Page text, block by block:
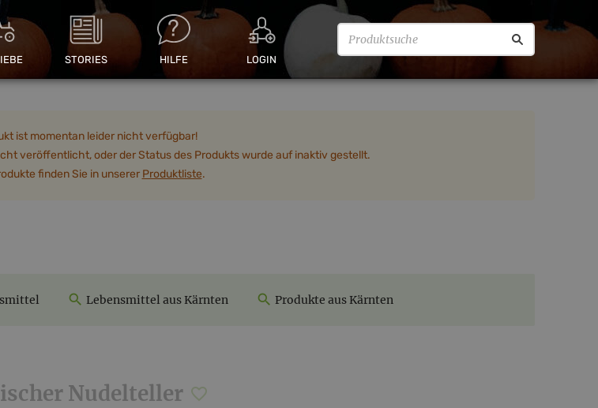
STORIES HILFE LOGIN
ist momentan leider nicht verfügbar!
veröffentlicht, oder der Status des Produkts wurde auf inaktiv gestellt.
finden Sie in unserer Produktliste.
Lebensmittel aus Kärnten Produkte aus Kärnten
Nudelteller